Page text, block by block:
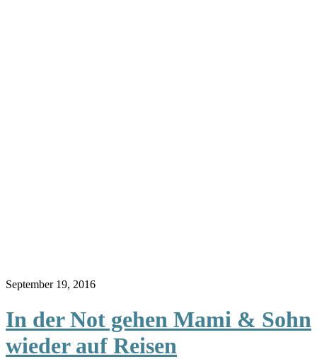
September 19, 2016
In der Not gehen Mami & Sohn
wieder auf Reisen